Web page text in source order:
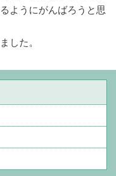
ようにがんばろうと思
した。